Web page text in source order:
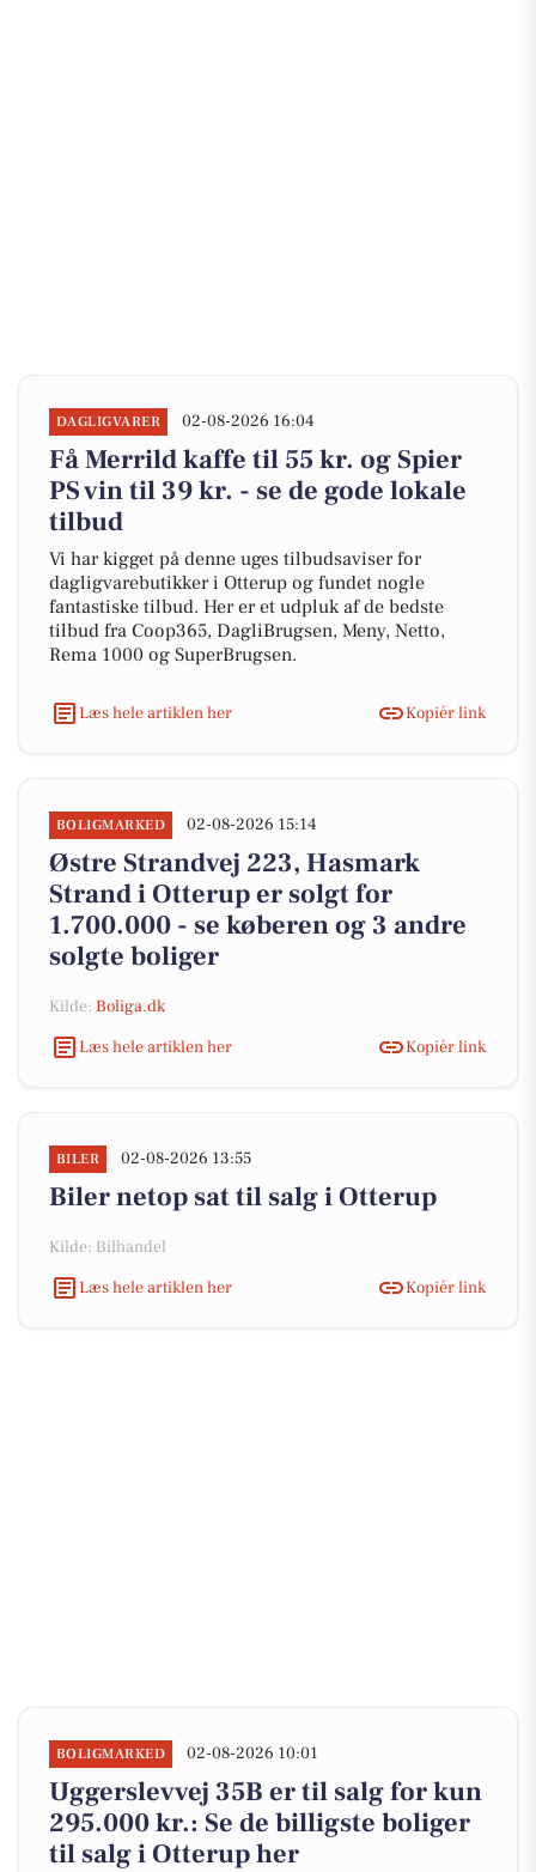
DAGLIGVARER 02-08-2026 16:04
Få Merrild kaffe til 55 kr. og Spier
PS vin til 39 kr. - se de gode lokale
tilbud
Vi har kigget på denne uges tilbudsaviser for
dagligvarebutikker i Otterup og fundet nogle
fantastiske tilbud. Her er et udpluk af de bedste
tilbud fra Coop365, DagliBrugsen, Meny, Netto,
Rema 1000 og SuperBrugsen.
Læs hele artiklen her Kopiér link
BOLIGMARKED 02-08-2026 15:14
Østre Strandvej 223, Hasmark
Strand i Otterup er solgt for
1.700.000 - se køberen og 3 andre
solgte boliger
Kilde: Boliga.dk
Læs hele artiklen her
Kopiér link
BILER 02-08-2026 13:55
Biler netop sat til salg i Otterup
Kilde: Bilhandel
Læs hele artiklen her
Kopiér link
BOLIGMARKED 02-08-2026 10:01
Uggerslevvej 35B er til salg for kun
295.000 kr.: Se de billigste boliger
til salg i Otterup her